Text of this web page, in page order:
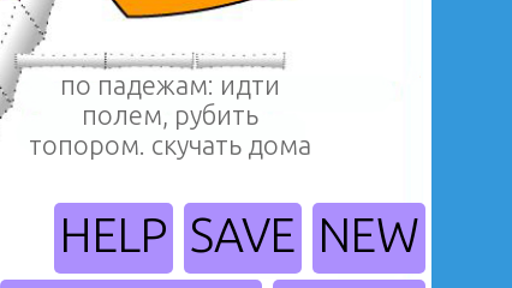
по падежам: идти
полем, рубить
топором. скучать дома
HELP SAVE NEW